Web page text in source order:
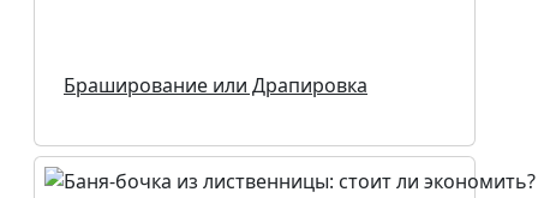
Браширование или Драпировка